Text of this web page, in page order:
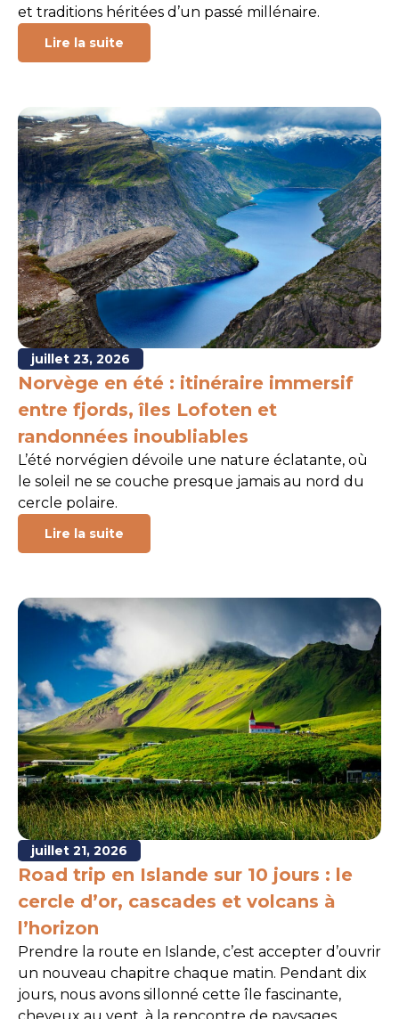
et traditions héritées d’un passé millénaire.
Lire la suite
juillet 23, 2026
Norvège en été : itinéraire immersif
entre fjords, îles Lofoten et
randonnées inoubliables
L’été norvégien dévoile une nature éclatante, où
le soleil ne se couche presque jamais au nord du
cercle polaire.
Lire la suite
juillet 21, 2026
Road trip en Islande sur 10 jours : le
cercle d’or, cascades et volcans à
l’horizon
Prendre la route en Islande, c’est accepter d’ouvrir
un nouveau chapitre chaque matin. Pendant dix
jours, nous avons sillonné cette île fascinante,